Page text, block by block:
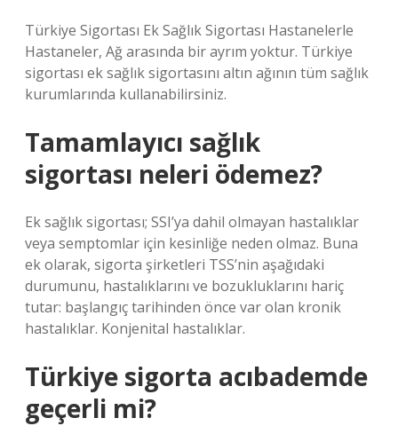
Türkiye Sigortası Ek Sağlık Sigortası Hastanelerle
Hastaneler, Ağ arasında bir ayrım yoktur. Türkiye
sigortası ek sağlık sigortasını altın ağının tüm sağlık
kurumlarında kullanabilirsiniz.
Tamamlayıcı sağlık
sigortası neleri ödemez?
Ek sağlık sigortası; SSI’ya dahil olmayan hastalıklar
veya semptomlar için kesinliğe neden olmaz. Buna
ek olarak, sigorta şirketleri TSS’nin aşağıdaki
durumunu, hastalıklarını ve bozukluklarını hariç
tutar: başlangıç ​​tarihinden önce var olan kronik
hastalıklar. Konjenital hastalıklar.
Türkiye sigorta acıbademde
geçerli mi?